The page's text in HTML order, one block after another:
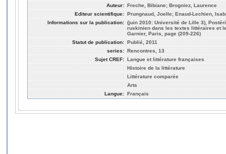
Auteur: Freche, Bibiane; Brogniez, Laurence
Editeur scientifique: Prungnaud, Joelle; Enaud-Lechien,
Informations sur la publication: (juin 2010: Université de Lille 3),
ruskinien dans les textes littéraires et
Garnier, Paris, page (209-226)
Statut de publication: Publié, 2011
series: Rencontres, 13
Sujet CREF: Langue et littérature françaises
Histoire de la littérature
Littérature comparée
Arts
Langue: Français